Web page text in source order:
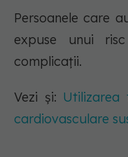
Persoanele care
expuse unui
complicații.
Vezi și: Utilizarea
cardiovasculare